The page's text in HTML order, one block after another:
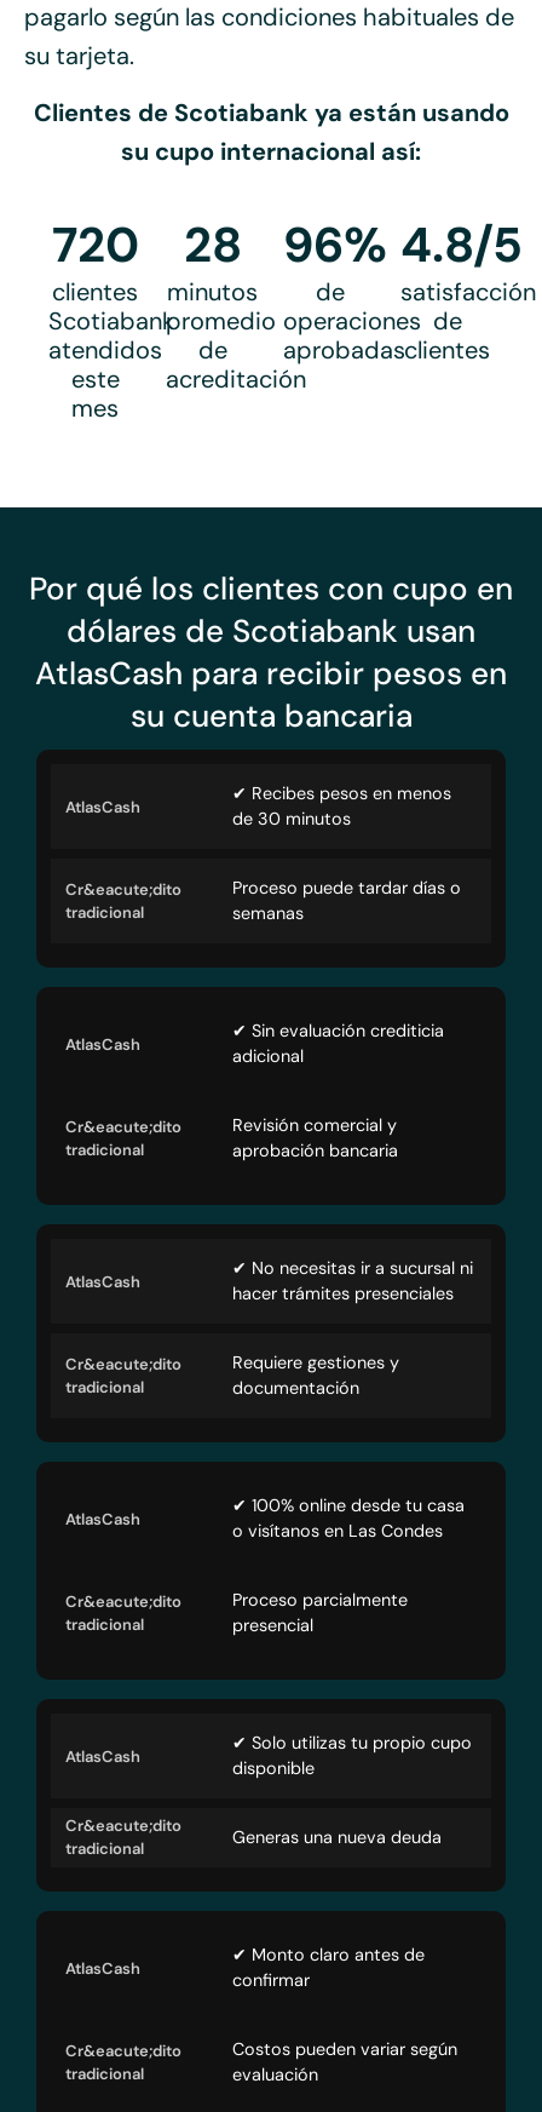
pagarlo según las condiciones habituales de
su tarjeta.
Clientes de Scotiabank ya están usando
su cupo internacional así:
720
clientes
Scotiabank
atendidos
este
mes
28
minutos
promedio
de
acreditación
96%
de
operaciones
aprobadas
4.8/5
satisfacción
de
clientes
Por qué los clientes con cupo en
dólares de Scotiabank usan
AtlasCash para recibir pesos en
su cuenta bancaria
✔ Recibes pesos en menos
de 30 minutos
Proceso puede tardar días o
semanas
✔ Sin evaluación crediticia
adicional
Revisión comercial y
aprobación bancaria
✔ No necesitas ir a sucursal ni
hacer trámites presenciales
Requiere gestiones y
documentación
✔ 100% online desde tu casa
o visítanos en Las Condes
Proceso parcialmente
presencial
✔ Solo utilizas tu propio cupo
disponible
Generas una nueva deuda
✔ Monto claro antes de
confirmar
Costos pueden variar según
evaluación